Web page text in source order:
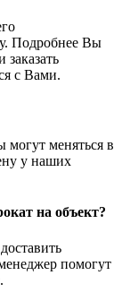
Подробнее Вы
с Вами.
могут меняться в
у наших
на объект?
помогут